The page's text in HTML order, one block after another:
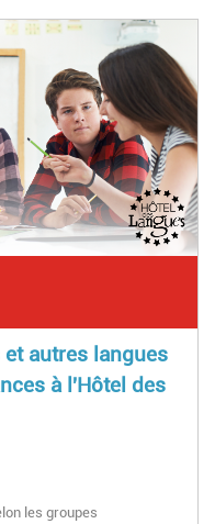
et autres langues
à l'Hôtel des
les groupes